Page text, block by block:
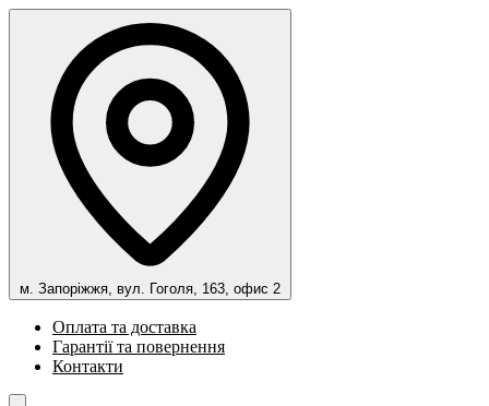
м. Запоріжжя, вул. Гоголя, 163, офис 2
Оплата та доставка
Гарантії та повернення
Контакти